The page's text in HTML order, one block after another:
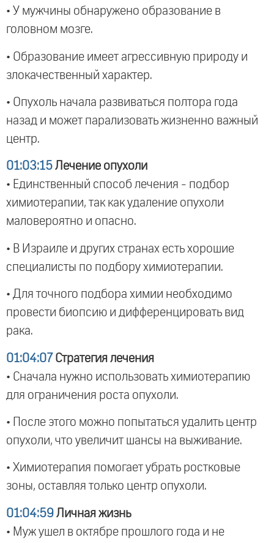
• У мужчины обнаружено образование в
головном мозге.
• Образование имеет агрессивную природу и
злокачественный характер.
• Опухоль начала развиваться полтора года
назад и может парализовать жизненно важный
центр.
01:03:15 Лечение опухоли
• Единственный способ лечения - подбор
химиотерапии, так как удаление опухоли
маловероятно и опасно.
• В Израиле и других странах есть хорошие
специалисты по подбору химиотерапии.
• Для точного подбора химии необходимо
провести биопсию и дифференцировать вид
рака.
01:04:07 Стратегия лечения
• Сначала нужно использовать химиотерапию
для ограничения роста опухоли.
• После этого можно попытаться удалить центр
опухоли, что увеличит шансы на выживание.
• Химиотерапия помогает убрать ростковые
зоны, оставляя только центр опухоли.
01:04:59 Личная жизнь
• Муж ушел в октябре прошлого года и не